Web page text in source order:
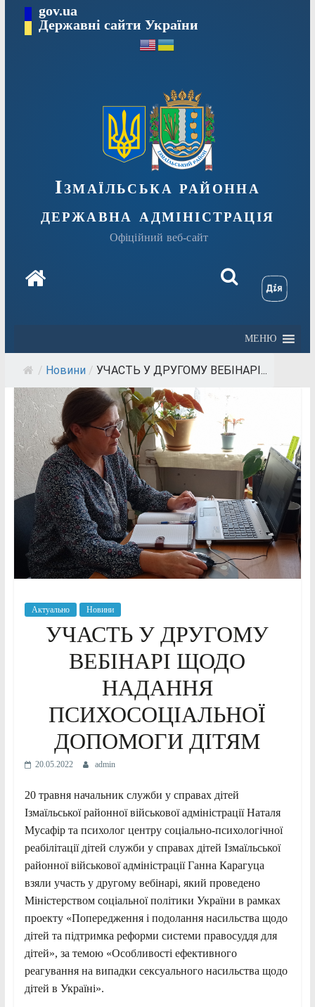
вмісту
gov.ua
Державні сайти України
Ізмаїльська районна
державна адміністрація
Офіційний веб-сайт
МЕНЮ
/ Новини / УЧАСТЬ У ДРУГОМУ ВЕБІНАРІ...
Актуально Новини
УЧАСТЬ У ДРУГОМУ
ВЕБІНАРІ ЩОДО
НАДАННЯ
ПСИХОСОЦІАЛЬНОЇ
ДОПОМОГИ ДІТЯМ
20.05.2022 admin
20 травня начальник служби у справах дітей
Ізмаїльської районної військової адміністрації Наталя
Мусафір та психолог центру соціально-психологічної
реабілітації дітей служби у справах дітей Ізмаїльської
районної військової адміністрації Ганна Карагуца
взяли участь у другому вебінарі, який проведено
Міністерством соціальної політики України в рамках
проекту «Попередження і подолання насильства щодо
дітей та підтримка реформи системи правосуддя для
дітей», за темою «Особливості ефективного
реагування на випадки сексуального насильства щодо
дітей в Україні».